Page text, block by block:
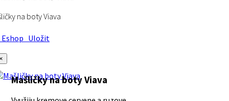
na boty Viava
Uložit
Mašličky na boty Viava